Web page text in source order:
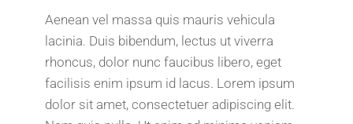
Aenean vel massa quis mauris vehicula
lacinia. Duis bibendum, lectus ut viverra
rhoncus, dolor nunc faucibus libero, eget
facilisis enim ipsum id lacus. Lorem ipsum
dolor sit amet, consectetuer adipiscing elit.